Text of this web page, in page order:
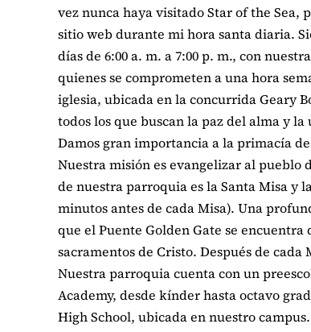
vez nunca haya visitado Star of the Sea,
sitio web durante mi hora santa diaria.
días de 6:00 a. m. a 7:00 p. m., con
quienes se comprometen a una hora
iglesia, ubicada en la concurrida Geary
todos los que buscan la paz del alma y la
Damos gran importancia a la primacía
Nuestra misión es evangelizar al pueblo
de nuestra parroquia es la Santa Misa y
minutos antes de cada Misa). Una
que el Puente Golden Gate se
sacramentos de Cristo. Después de
Nuestra parroquia cuenta con un
Academy, desde kínder hasta octavo
High School, ubicada en nuestro